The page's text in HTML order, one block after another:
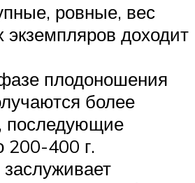
ровные, вес
экземпляров доходит
плодоношения
более
последующие
200-400 г.